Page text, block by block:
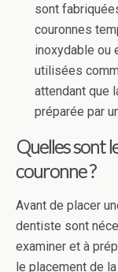
sont
couronnes
inoxydable ou
utilisées
attendant que
préparée par
Quelles sont
couronne ?
Avant de placer
dentiste sont
examiner et à
le placement de